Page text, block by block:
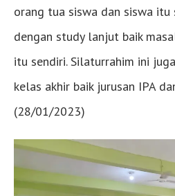
orang tua siswa dan siswa itu
dengan study lanjut baik
itu sendiri. Silaturrahim ini
kelas akhir baik jurusan IPA
(28/01/2023)